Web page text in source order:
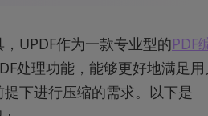
UPDF作为一款专业型的PDF
处理功能，能够更好地满足
下进行压缩的需求。以下是